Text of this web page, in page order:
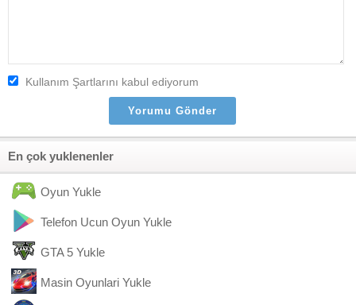
Kullanım Şartlarını kabul ediyorum
En çok yuklenenler
Oyun Yukle
Telefon Ucun Oyun Yukle
GTA 5 Yukle
Masin Oyunlari Yukle